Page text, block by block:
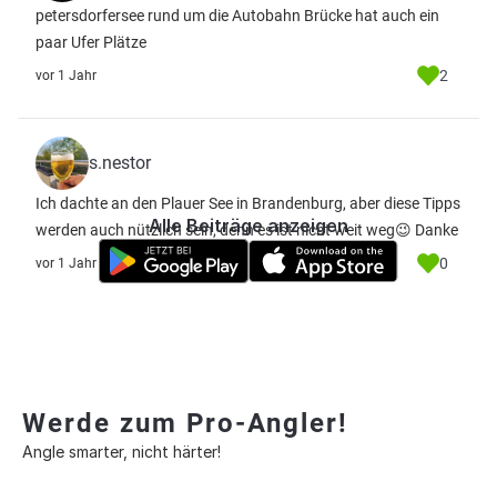
petersdorfersee rund um die Autobahn Brücke hat auch ein
paar Ufer Plätze
vor 1 Jahr 2
s.nestor
Ich dachte an den Plauer See in Brandenburg, aber diese Tipps
werden auch nützlich sein, denn es ist nicht weit weg😉 Danke
vor 1 Jahr 0
Alle Beiträge anzeigen
Werde zum Pro-Angler!
Angle smarter, nicht härter!